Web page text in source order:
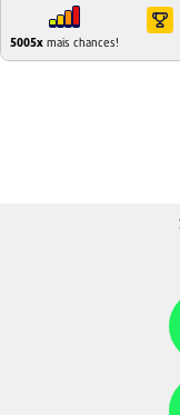
5005x mais chances!